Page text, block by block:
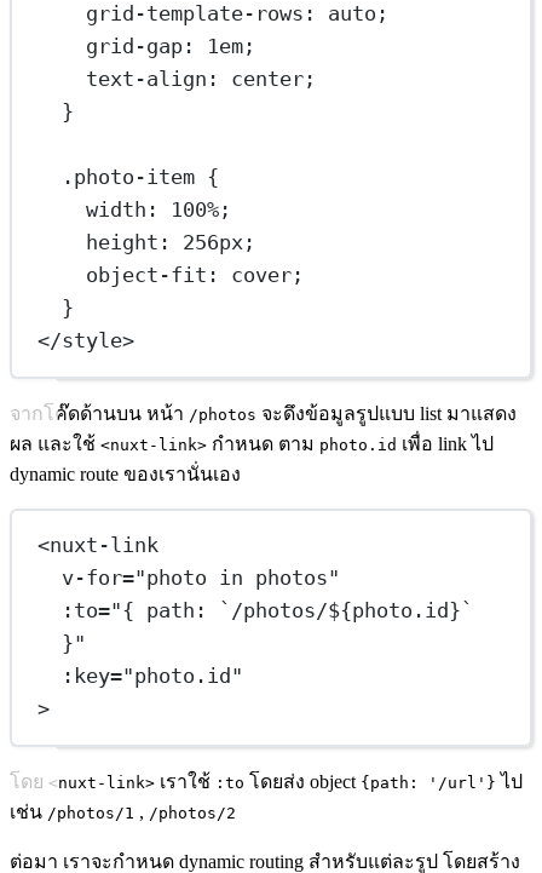
grid-template-rows : auto ;
grid-gap : 1em ;
text-align : center ;
}
.photo-item {
width : 100% ;
height : 256px ;
object-fit : cover ;
}
</style>
จากโค๊ดด้านบน หน้า /photos จะดึงข้อมูลรูปแบบ list มาแสดง
ผล และใช้ <nuxt-link> กำหนด ตาม photo.id เพื่อ link ไป
dynamic route ของเรานั่นเอง
<nuxt-link
v-for="photo in photos"
:to="{ path:
`/photos/${photo.id}`
}"
:key="photo.id"
>
โดย <nuxt-link> เราใช้ :to โดยส่ง object {path: '/url'} ไป
เช่น /photos/1 , /photos/2
ต่อมา เราจะกำหนด dynamic routing สำหรับแต่ละรูป โดยสร้าง